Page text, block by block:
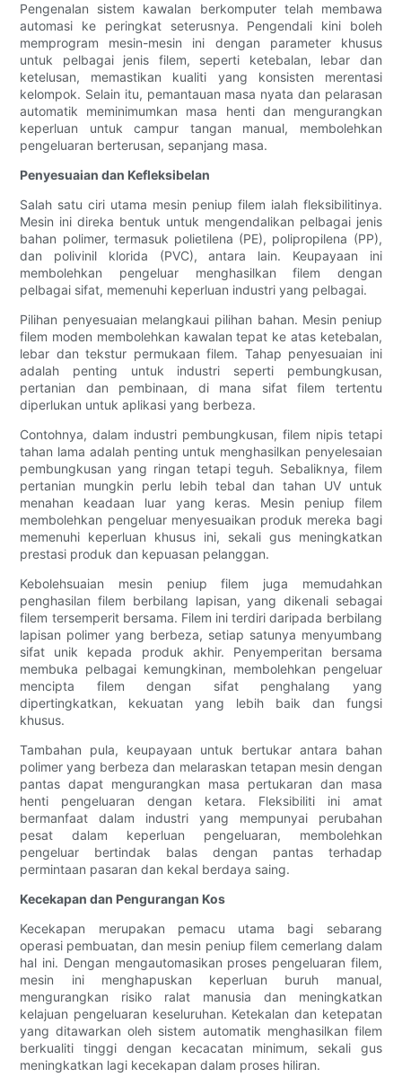
Pengenalan sistem kawalan berkomputer telah membawa
automasi ke peringkat seterusnya. Pengendali kini boleh
memprogram mesin-mesin ini dengan parameter khusus
untuk pelbagai jenis filem, seperti ketebalan, lebar dan
ketelusan, memastikan kualiti yang konsisten merentasi
kelompok. Selain itu, pemantauan masa nyata dan pelarasan
automatik meminimumkan masa henti dan mengurangkan
keperluan untuk campur tangan manual, membolehkan
pengeluaran berterusan, sepanjang masa.
Penyesuaian dan Kefleksibelan
Salah satu ciri utama mesin peniup filem ialah fleksibilitinya.
Mesin ini direka bentuk untuk mengendalikan pelbagai jenis
bahan polimer, termasuk polietilena (PE), polipropilena (PP),
dan polivinil klorida (PVC), antara lain. Keupayaan ini
membolehkan pengeluar menghasilkan filem dengan
pelbagai sifat, memenuhi keperluan industri yang pelbagai.
Pilihan penyesuaian melangkaui pilihan bahan. Mesin peniup
filem moden membolehkan kawalan tepat ke atas ketebalan,
lebar dan tekstur permukaan filem. Tahap penyesuaian ini
adalah penting untuk industri seperti pembungkusan,
pertanian dan pembinaan, di mana sifat filem tertentu
diperlukan untuk aplikasi yang berbeza.
Contohnya, dalam industri pembungkusan, filem nipis tetapi
tahan lama adalah penting untuk menghasilkan penyelesaian
pembungkusan yang ringan tetapi teguh. Sebaliknya, filem
pertanian mungkin perlu lebih tebal dan tahan UV untuk
menahan keadaan luar yang keras. Mesin peniup filem
membolehkan pengeluar menyesuaikan produk mereka bagi
memenuhi keperluan khusus ini, sekali gus meningkatkan
prestasi produk dan kepuasan pelanggan.
Kebolehsuaian mesin peniup filem juga memudahkan
penghasilan filem berbilang lapisan, yang dikenali sebagai
filem tersemperit bersama. Filem ini terdiri daripada berbilang
lapisan polimer yang berbeza, setiap satunya menyumbang
sifat unik kepada produk akhir. Penyemperitan bersama
membuka pelbagai kemungkinan, membolehkan pengeluar
mencipta filem dengan sifat penghalang yang
dipertingkatkan, kekuatan yang lebih baik dan fungsi
khusus.
Tambahan pula, keupayaan untuk bertukar antara bahan
polimer yang berbeza dan melaraskan tetapan mesin dengan
pantas dapat mengurangkan masa pertukaran dan masa
henti pengeluaran dengan ketara. Fleksibiliti ini amat
bermanfaat dalam industri yang mempunyai perubahan
pesat dalam keperluan pengeluaran, membolehkan
pengeluar bertindak balas dengan pantas terhadap
permintaan pasaran dan kekal berdaya saing.
Kecekapan dan Pengurangan Kos
Kecekapan merupakan pemacu utama bagi sebarang
operasi pembuatan, dan mesin peniup filem cemerlang dalam
hal ini. Dengan mengautomasikan proses pengeluaran filem,
mesin ini menghapuskan keperluan buruh manual,
mengurangkan risiko ralat manusia dan meningkatkan
kelajuan pengeluaran keseluruhan. Ketekalan dan ketepatan
yang ditawarkan oleh sistem automatik menghasilkan filem
berkualiti tinggi dengan kecacatan minimum, sekali gus
meningkatkan lagi kecekapan dalam proses hiliran.